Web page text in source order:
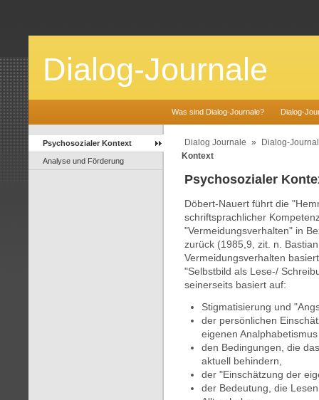
Dialog-Journale
Was sind Dialog-Journale? Dialog-
Psychosozialer Kontext
Analyse und Förderung
Dialog Journale »
Dialog-
Kontext
Psychosozialer
Döbert-Nauert führt die
schriftsprachlicher
"Vermeidungsverhalten" in
zurück (1985,9, zit. n.
Vermeidungsverhalten
"Selbstbild als Lese-/
seinerseits basiert auf:
Stigmatisierung und
der persönlichen
eigenen
den Bedingungen, die
aktuell behindern,
der "Einschätzung der
der Bedeutung, die